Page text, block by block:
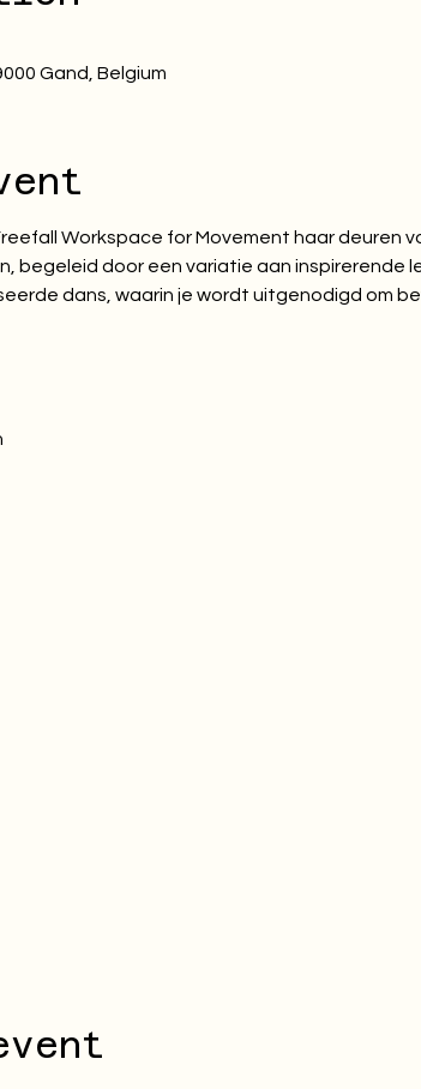
Gand, Belgium
Workspace for Movement haar deuren
begeleid door een variatie aan inspirerende
dans, waarin je wordt uitgenodigd om